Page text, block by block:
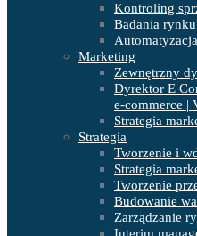
Kontroling
Badania
Marketing
Zewnętrzny
Dyrektor E
e-commerce |
Strategia
Strategia
Tworzenie i
Strategia
Tworzenie
Budowanie
Zarządzanie